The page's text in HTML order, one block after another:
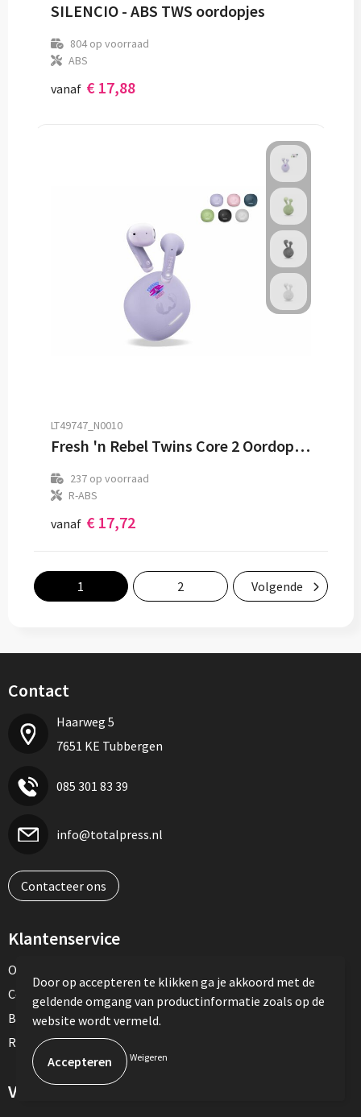
SILENCIO - ABS TWS oordopjes
804op voorraad
ABS
vanaf € 17,88
LT49747_N0010
Fresh 'n Rebel Twins Core 2 Oordopjes
237op voorraad
R-ABS
vanaf € 17,72
1 2 Volgende
Contact
Haarweg 5
7651 KE Tubbergen
085 301 83 39
info@totalpress.nl
Contacteer ons
Klantenservice
Over ons
Contact
Betaalmethoden
Retourneren
Veilig winkelen
Door op accepteren te klikken ga je akkoord met de
geldende omgang van productinformatie zoals op de
website wordt vermeld.
Weigeren